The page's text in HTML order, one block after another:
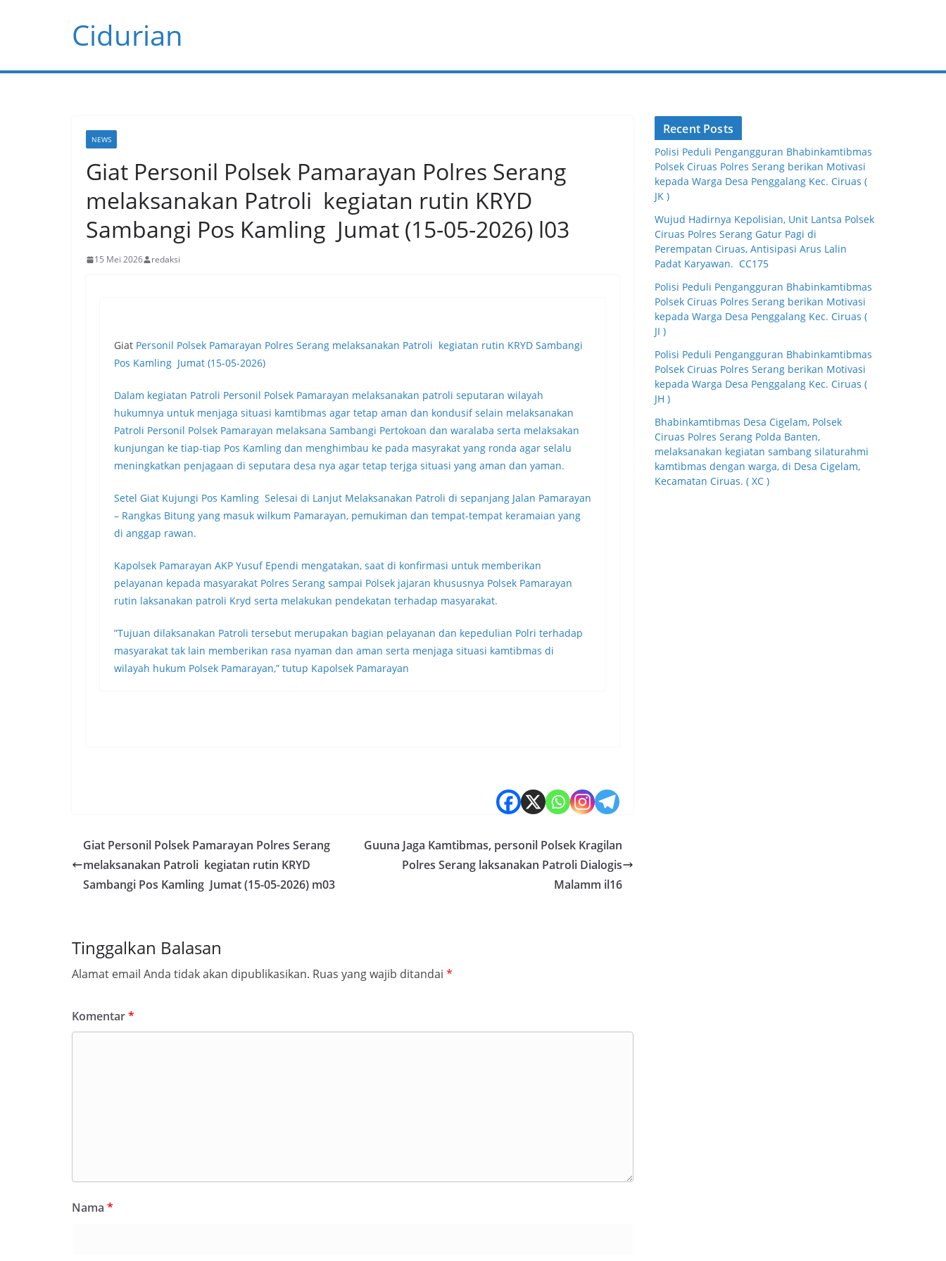
Cidurian
NEWS
Giat Personil Polsek Pamarayan Polres Serang
melaksanakan Patroli kegiatan rutin KRYD
Sambangi Pos Kamling Jumat (15-05-2026) l03
15 Mei 2026 redaksi
Giat Personil Polsek Pamarayan Polres Serang melaksanakan Patroli kegiatan rutin KRYD Sambangi
Pos Kamling Jumat (15-05-2026)
Dalam kegiatan Patroli Personil Polsek Pamarayan melaksanakan patroli seputaran wilayah
hukumnya untuk menjaga situasi kamtibmas agar tetap aman dan kondusif selain melaksanakan
Patroli Personil Polsek Pamarayan melaksana Sambangi Pertokoan dan waralaba serta melaksakan
kunjungan ke tiap-tiap Pos Kamling dan menghimbau ke pada masyrakat yang ronda agar selalu
meningkatkan penjagaan di seputara desa nya agar tetap terjga situasi yang aman dan yaman.
Setel Giat Kujungi Pos Kamling Selesai di Lanjut Melaksanakan Patroli di sepanjang Jalan Pamarayan
– Rangkas Bitung yang masuk wilkum Pamarayan, pemukiman dan tempat-tempat keramaian yang
di anggap rawan.
Kapolsek Pamarayan AKP Yusuf Ependi mengatakan, saat di konfirmasi untuk memberikan
pelayanan kepada masyarakat Polres Serang sampai Polsek jajaran khususnya Polsek Pamarayan
rutin laksanakan patroli Kryd serta melakukan pendekatan terhadap masyarakat.
”Tujuan dilaksanakan Patroli tersebut merupakan bagian pelayanan dan kepedulian Polri terhadap
masyarakat tak lain memberikan rasa nyaman dan aman serta menjaga situasi kamtibmas di
wilayah hukum Polsek Pamarayan,” tutup Kapolsek Pamarayan
Giat Personil Polsek Pamarayan Polres Serang
melaksanakan Patroli kegiatan rutin KRYD
Sambangi Pos Kamling Jumat (15-05-2026) m03
Guuna Jaga Kamtibmas, personil Polsek Kragilan
Polres Serang laksanakan Patroli Dialogis
Malamm il16
Tinggalkan Balasan
Alamat email Anda tidak akan dipublikasikan. Ruas yang wajib ditandai *
Komentar*
Nama *
Recent Posts
Polisi Peduli Pengangguran Bhabinkamtibmas
Polsek Ciruas Polres Serang berikan Motivasi
kepada Warga Desa Penggalang Kec. Ciruas (
JK )
Wujud Hadirnya Kepolisian, Unit Lantsa Polsek
Ciruas Polres Serang Gatur Pagi di
Perempatan Ciruas, Antisipasi Arus Lalin
Padat Karyawan. CC175
Polisi Peduli Pengangguran Bhabinkamtibmas
Polsek Ciruas Polres Serang berikan Motivasi
kepada Warga Desa Penggalang Kec. Ciruas (
JI )
Polisi Peduli Pengangguran Bhabinkamtibmas
Polsek Ciruas Polres Serang berikan Motivasi
kepada Warga Desa Penggalang Kec. Ciruas (
JH )
Bhabinkamtibmas Desa Cigelam, Polsek
Ciruas Polres Serang Polda Banten,
melaksanakan kegiatan sambang silaturahmi
kamtibmas dengan warga, di Desa Cigelam,
Kecamatan Ciruas. ( XC )